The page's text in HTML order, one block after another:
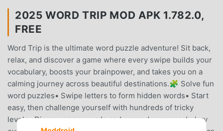
2025 WORD TRIP MOD APK 1.782.0,
FREE
Word Trip is the ultimate word puzzle adventure! Sit back,
relax, and discover a game where every swipe builds your
vocabulary, boosts your brainpower, and takes you on a
calming journey across beautiful destinations.🧩 Solve fun
word puzzles• Swipe letters to form hidden words• Start
easy, then challenge yourself with hundreds of tricky
levels• Discover new words and expand your vocabulary